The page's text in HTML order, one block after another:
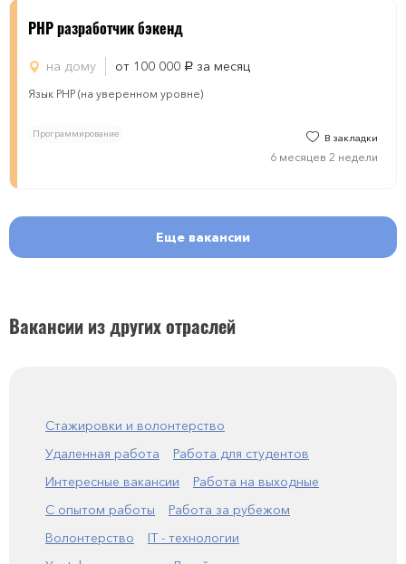
PHP разработчик бэкенд
на дому от 100 000 руб. за месяц
Язык PHP (на уверенном уровне)
Программирование В закладки
6 месяцев 2 недели
Еще вакансии
Вакансии из других отраслей
Стажировки и волонтерство
Удаленная работа
Работа для студентов
Интересные вакансии
Работа на выходные
С опытом работы
Работа за рубежом
Волонтерство
IT - технологии